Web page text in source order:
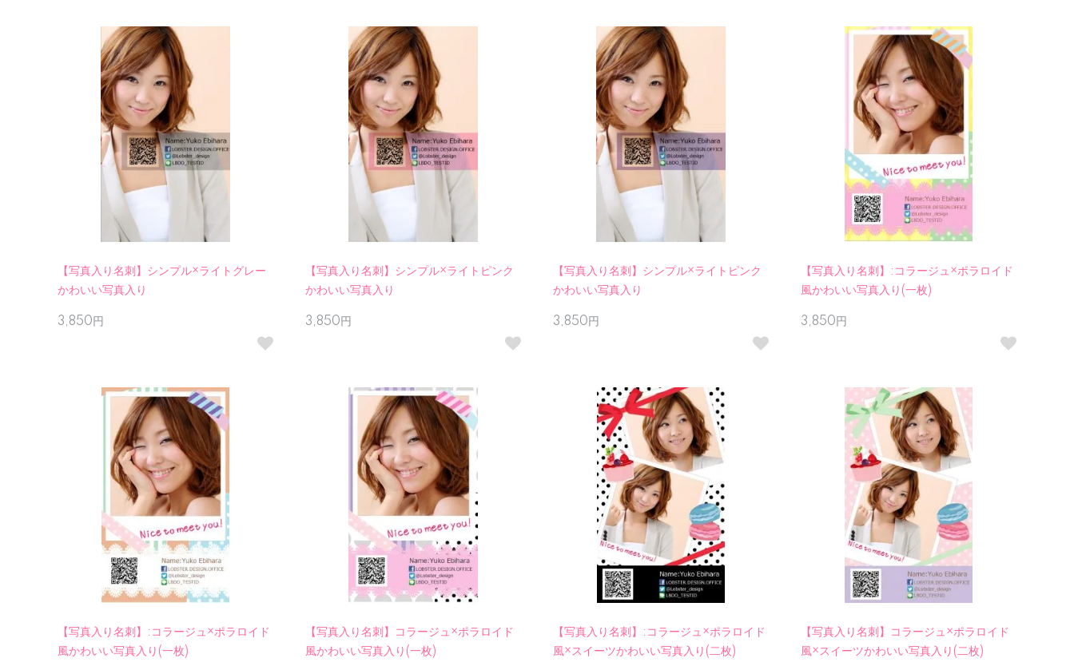
【写真入り名刺】シンプル×ライトグレー
かわいい写真入り
3,850円
【写真入り名刺】シンプル×ライトピンク
かわいい写真入り
3,850円
【写真入り名刺】シンプル×ライトピンク
かわいい写真入り
3,850円
【写真入り名刺】:コラージュ×ポラロイド
風かわいい写真入り(一枚)
3,850円
【写真入り名刺】:コラージュ×ポラロイド
風かわいい写真入り(一枚)
【写真入り名刺】コラージュ×ポラロイド
風かわいい写真入り(一枚)
【写真入り名刺】:コラージュ×ポラロイド
風×スイーツかわいい写真入り(二枚)
【写真入り名刺】コラージュ×ポラロイド
風×スイーツかわいい写真入り(二枚)